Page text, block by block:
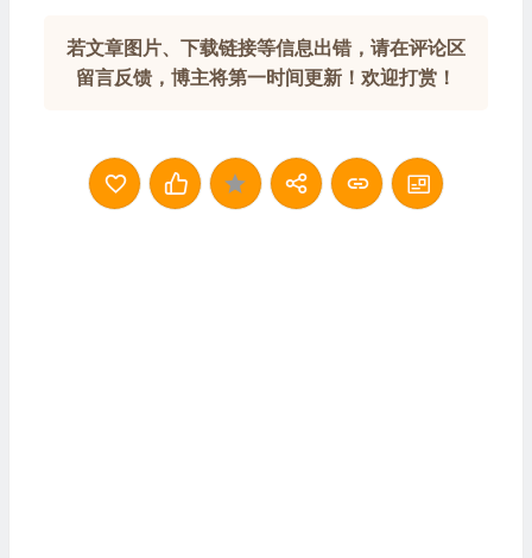
若文章图片、下载链接等信息出错，请在评论区
留言反馈，博主将第一时间更新！欢迎打赏！